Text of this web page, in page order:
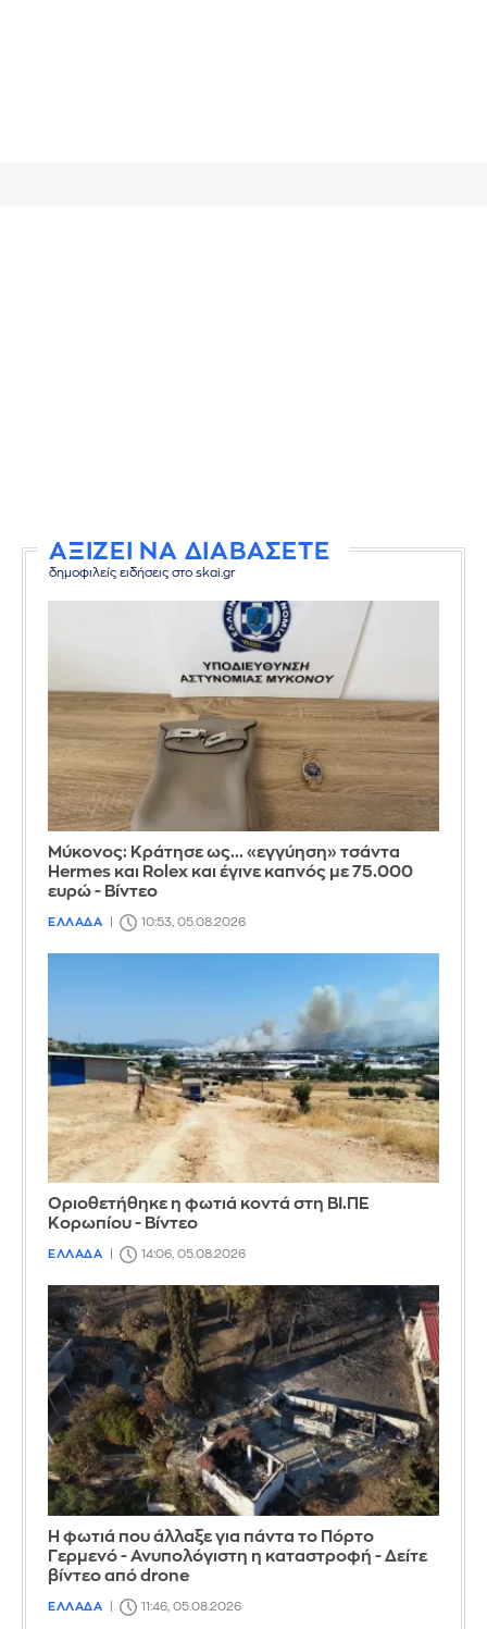
ΑΞΙΖΕΙ ΝΑ ΔΙΑΒΑΣΕΤΕ
δημοφιλείς ειδήσεις στο skai.gr
Μύκονος: Κράτησε ως... «εγγύηση» τσάντα
Hermes και Rolex και έγινε καπνός με 75.000
ευρώ - Βίντεο
ΕΛΛΑΔΑ 10:53, 05.08.2026
Οριοθετήθηκε η φωτιά κοντά στη ΒΙ.ΠΕ
Κορωπίου - Βίντεο
ΕΛΛΑΔΑ 14:06, 05.08.2026
Η φωτιά που άλλαξε για πάντα το Πόρτο
Γερμενό - Ανυπολόγιστη η καταστροφή - Δείτε
βίντεο από drone
ΕΛΛΑΔΑ 11:46, 05.08.2026